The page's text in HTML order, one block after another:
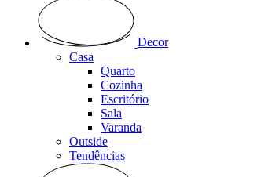
Decor
Casa
Quarto
Cozinha
Escritório
Sala
Varanda
Outside
Tendências